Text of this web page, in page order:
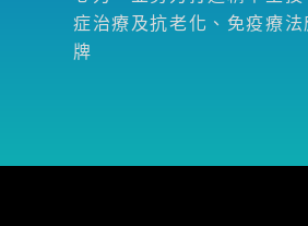
症治療及抗老化、免疫療
牌